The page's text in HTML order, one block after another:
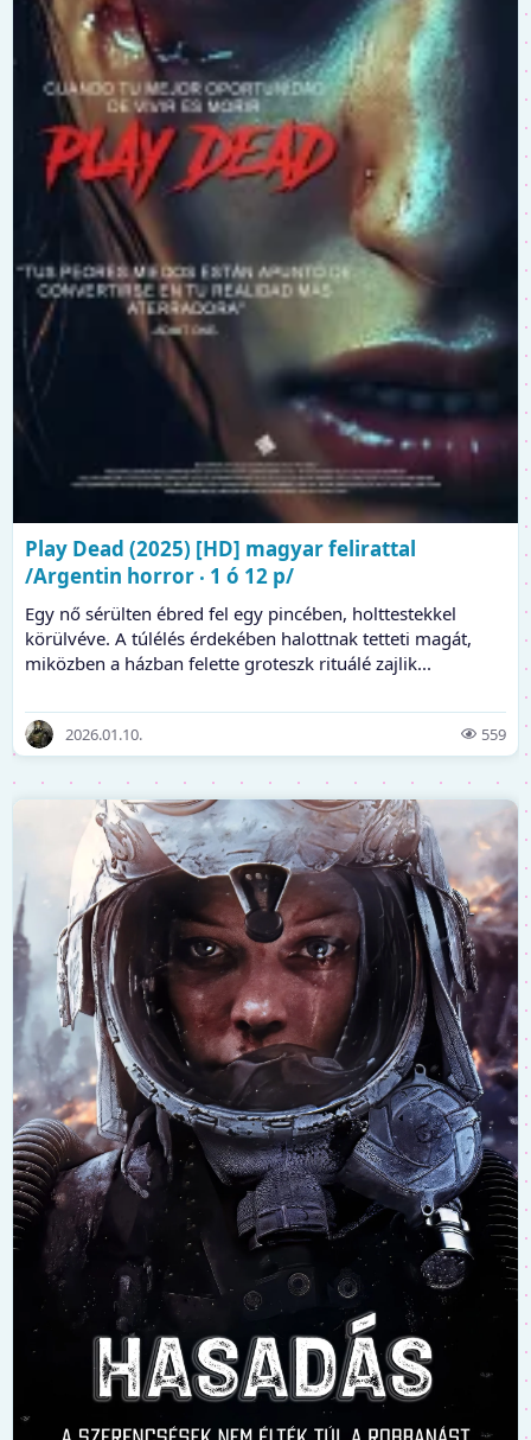
Play Dead (2025) [HD] magyar felirattal
/Argentin horror ‧ 1 ó 12 p/
Egy nő sérülten ébred fel egy pincében, holttestekkel
körülvéve. A túlélés érdekében halottnak tetteti magát,
miközben a házban felette groteszk rituálé zajlik...
2026.01.10. 559